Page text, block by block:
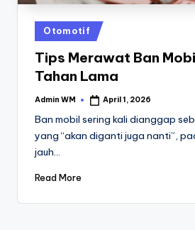
Posted
in
Otomotif
Tips Merawat Ban
Tahan Lama
Posted
Admin WM April 1, 2026
Ban mobil sering kali dianggap
yang “akan diganti juga nanti”,
jauh…
Read More